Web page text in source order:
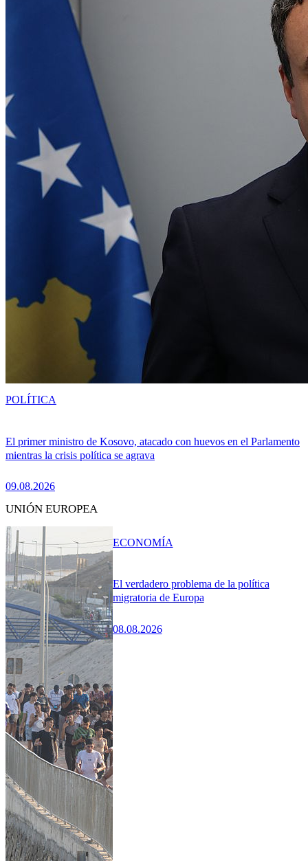
El primer ministro de Kosovo, atacado con huevos en el Parlamento
mientras la crisis política se agrava
09.08.2026
POLÍTICA
UNIÓN EUROPEA
El verdadero problema de la política
migratoria de Europa
08.08.2026
ECONOMÍA